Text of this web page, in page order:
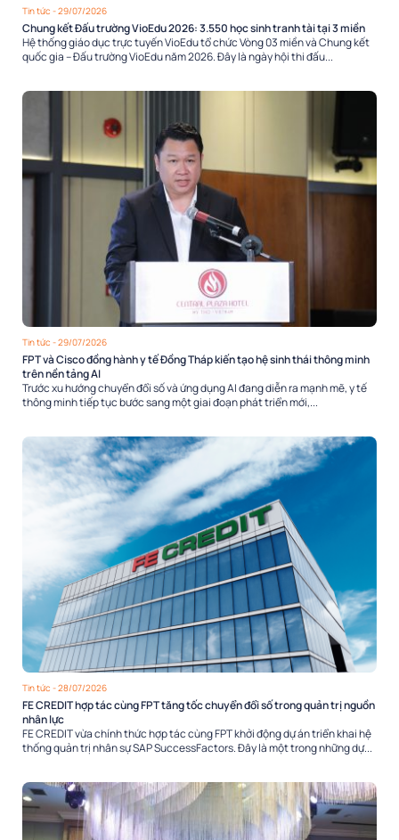
Tin tức - 29/07/2026
Chung kết Đấu trường VioEdu 2026: 3.550 học sinh tranh tài tại 3 miền
Hệ thống giáo dục trực tuyến VioEdu tổ chức Vòng 03 miền và Chung kết
quốc gia – Đấu trường VioEdu năm 2026. Đây là ngày hội thi đấu...
Tin tức - 29/07/2026
FPT và Cisco đồng hành y tế Đồng Tháp kiến tạo hệ sinh thái thông minh
trên nền tảng AI
Trước xu hướng chuyển đổi số và ứng dụng AI đang diễn ra mạnh mẽ, y tế
thông minh tiếp tục bước sang một giai đoạn phát triển mới,...
Tin tức - 28/07/2026
FE CREDIT hợp tác cùng FPT tăng tốc chuyển đổi số trong quản trị nguồn
nhân lực
FE CREDIT vừa chính thức hợp tác cùng FPT khởi động dự án triển khai hệ
thống quản trị nhân sự SAP SuccessFactors. Đây là một trong những dự...